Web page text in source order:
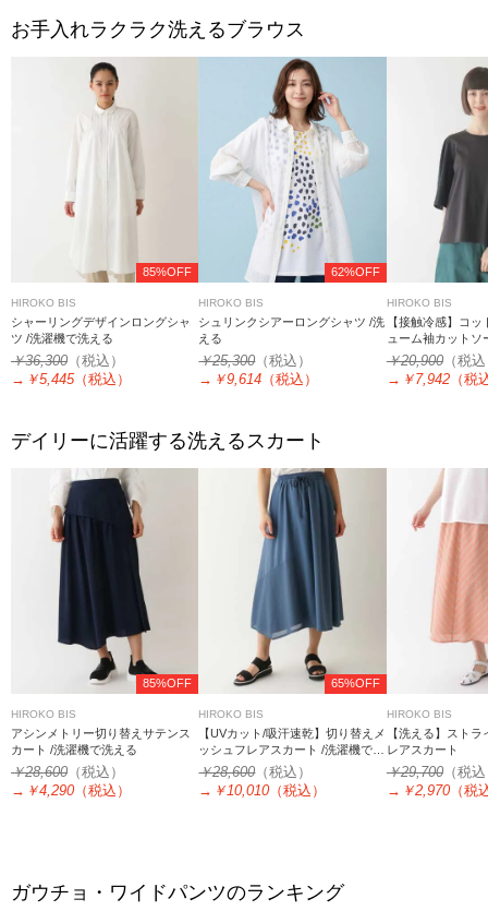
お手入れラクラク洗えるブラウス
85%OFF
HIROKO BIS
シャーリングデザインロングシャ
ツ /洗濯機で洗える
￥36,300 （税込）
→ ￥5,445（税込）
62%OFF
HIROKO BIS
シュリンクシアーロングシャツ /洗
える
￥25,300（税込）
→ ￥9,614 （税込）
HIROKO BIS
【接触冷感】コ
ューム袖カットソ
￥20,900（税
→ ￥7,942（税
デイリーに活躍する洗えるスカート
85%OFF
HIROKO BIS
アシンメトリー切り替えサテンス
カート /洗濯機で洗える
￥28,600 （税込）
→ ￥4,290 （税込）
65%OFF
HIROKO BIS
【UVカット/吸汗速乾】切り替えメ
ッシュフレアスカート /洗濯機で洗
える
￥28,600（税込）
→ ￥10,010 （税込）
HIROKO BIS
【洗える】スト
レアスカート
￥29,700（税
→ ￥2,970（税
ガウチョ・ワイドパンツのランキング